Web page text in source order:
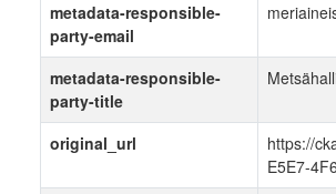
metadata-responsible-
party-email
metadata-responsible-
party-title
original_url
https://
E5E7-